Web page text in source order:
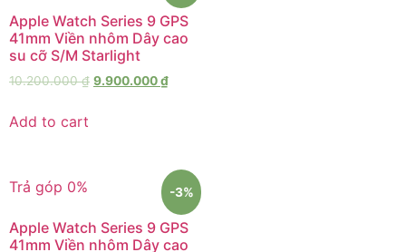
Apple Watch Series 9 GPS
41mm Viền nhôm Dây cao
su cỡ S/M Starlight
10.200.000₫ 9.900.000₫
Add to cart
Trả góp 0% -3%
Apple Watch Series 9 GPS
41mm Viền nhôm Dây cao